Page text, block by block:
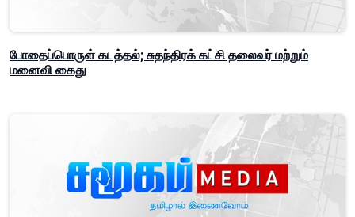
போதைப்பொருள் கடத்தல்; சுதந்திரக் கட்சி தலைவர் மற்றும்
மனைவி கைது